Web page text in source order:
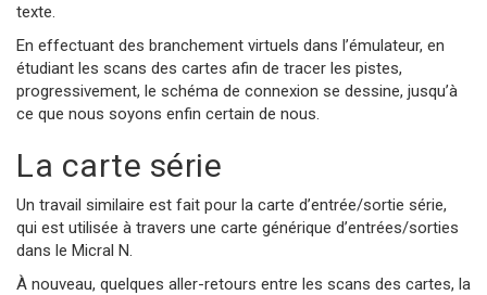
texte.
En effectuant des branchement virtuels dans l’émulateur, en
étudiant les scans des cartes afin de tracer les pistes,
progressivement, le schéma de connexion se dessine, jusqu’à
ce que nous soyons enfin certain de nous.
La carte série
Un travail similaire est fait pour la carte d’entrée/sortie série,
qui est utilisée à travers une carte générique d’entrées/sorties
dans le Micral N.
À nouveau, quelques aller-retours entre les scans des cartes, la